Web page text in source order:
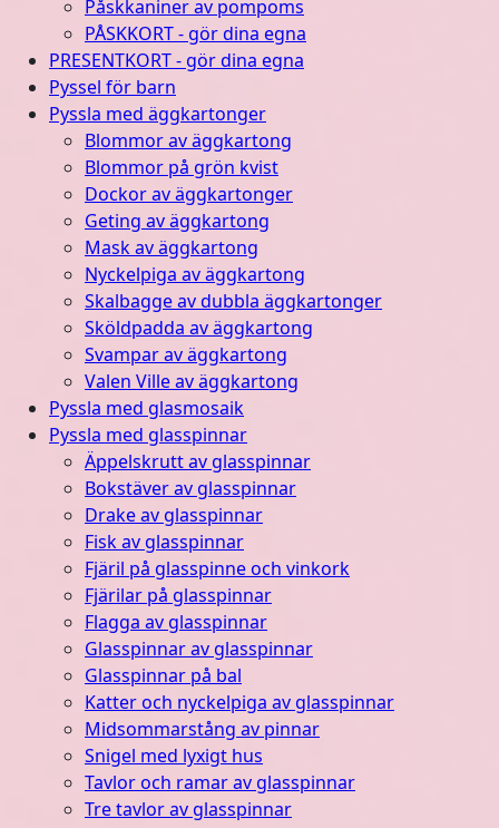
Påskkaniner av pompoms
PÅSKKORT - gör dina egna
PRESENTKORT - gör dina egna
Pyssel för barn
Pyssla med äggkartonger
Blommor av äggkartong
Blommor på grön kvist
Dockor av äggkartonger
Geting av äggkartong
Mask av äggkartong
Nyckelpiga av äggkartong
Skalbagge av dubbla äggkartonger
Sköldpadda av äggkartong
Svampar av äggkartong
Valen Ville av äggkartong
Pyssla med glasmosaik
Pyssla med glasspinnar
Äppelskrutt av glasspinnar
Bokstäver av glasspinnar
Drake av glasspinnar
Fisk av glasspinnar
Fjäril på glasspinne och vinkork
Fjärilar på glasspinnar
Flagga av glasspinnar
Glasspinnar av glasspinnar
Glasspinnar på bal
Katter och nyckelpiga av glasspinnar
Midsommarstång av pinnar
Snigel med lyxigt hus
Tavlor och ramar av glasspinnar
Tre tavlor av glasspinnar